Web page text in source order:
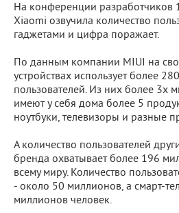
На конференции разработчиков
Xiaomi озвучила количество
гаджетами и цифра поражает.
По данным компании MIUI на
устройствах использует более
пользователей. Из них более 3х
имеют у себя дома более 5
ноутбуки, телевизоры и разные
А количество пользователей
бренда охватывает более 196
всему миру. Количество
- около 50 миллионов, а смарт-
миллионов человек.